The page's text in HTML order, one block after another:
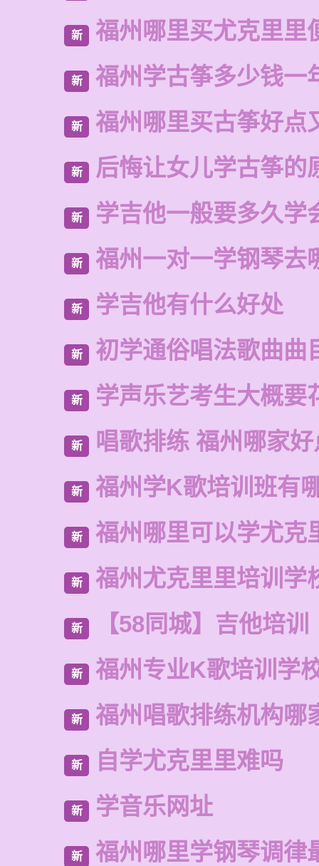
新 福州哪里买尤克里里
新 福州学古筝多少钱一
新 福州哪里买古筝好点
新 后悔让女儿学古筝的
新 学吉他一般要多久学
新 福州一对一学钢琴去
新 学吉他有什么好处
新 初学通俗唱法歌曲曲
新 学声乐艺考生大概要
新 唱歌排练 福州哪家
新 福州学K歌培训班有
新 福州哪里可以学尤克
新 福州尤克里里培训学
新 【58同城】吉他培训
新 福州专业K歌培训学
新 福州唱歌排练机构哪
新 自学尤克里里难吗
新 学音乐网址
新 福州哪里学钢琴调律